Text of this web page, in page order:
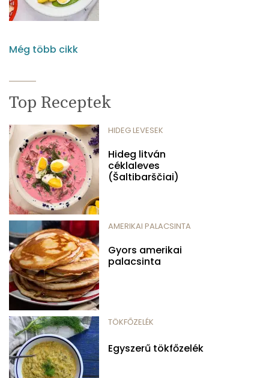
Még több cikk
Top Receptek
HIDEG LEVESEK
Hideg litván
céklaleves
(Šaltibarščiai)
AMERIKAI PALACSINTA
Gyors amerikai
palacsinta
TÖKFŐZELÉK
Egyszerű tökfőzelék